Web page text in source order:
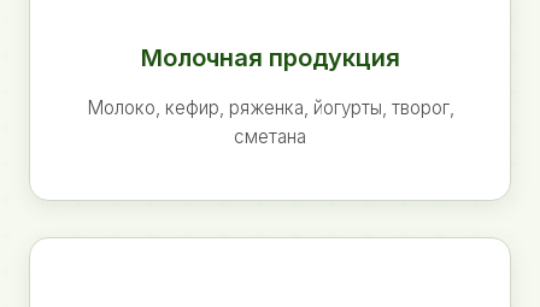
Молочная продукция
Молоко, кефир, ряженка, йогурты, творог,
сметана